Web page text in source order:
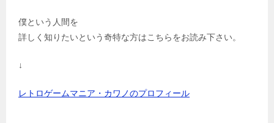
僕という人間を
詳しく知りたいという奇特な方はこちらをお読み下さい。
↓
レトロゲームマニア・カワノのプロフィール